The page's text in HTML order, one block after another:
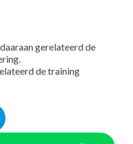
gerelateerd de
de training